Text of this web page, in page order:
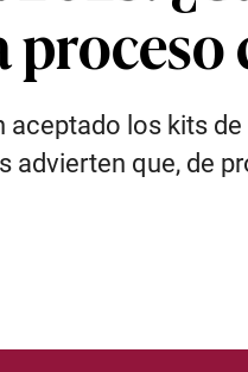
aceptado los kits
advierten que, de